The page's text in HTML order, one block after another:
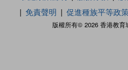
版權所有© 2026 香港教育
免責聲明
促進種族平等政